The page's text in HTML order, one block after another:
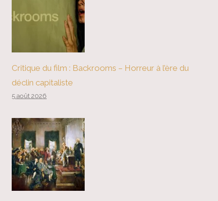
Critique du film : Backrooms – Horreur à l’ère du
déclin capitaliste
5 août 2026